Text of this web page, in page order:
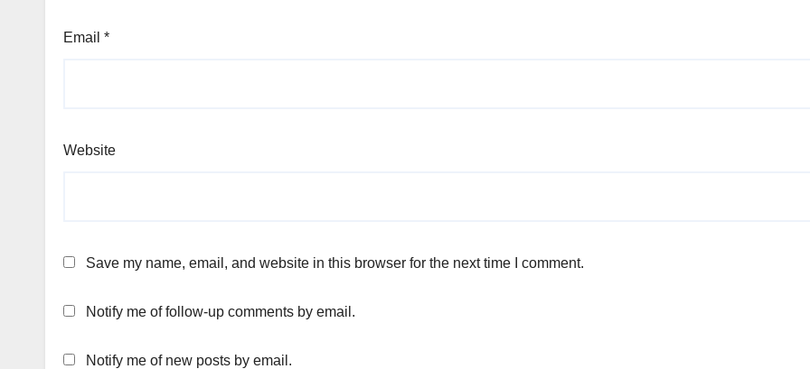
Email *
Website
Save my name, email, and website in this browser for the next time I comment.
Notify me of follow-up comments by email.
Notify me of new posts by email.